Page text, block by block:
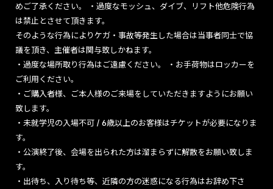
めご了承ください。 ・過度なモッシュ、ダイブ、リフト他危険行為
は禁止とさせて頂きます。
そのような行為によりケガ・事故等発生した場合は当事者同士で協
議を頂き、主催者は関与致しかねます。
・過度な場所取り行為はご遠慮ください。 ・お手荷物はロッカーを
ご利用ください。
・ご購入者様、ご本人様のご来場をしていただきますようにお願い
致します。
・未就学児の入場不可 / 6歳以上のお客様はチケットが必要になりま
す。
・公演終了後、会場を出られた方は溜まらずに解散をお願い致しま
す。
・出待ち、入り待ち等、近隣の方の迷惑になる行為はお辞め下さ